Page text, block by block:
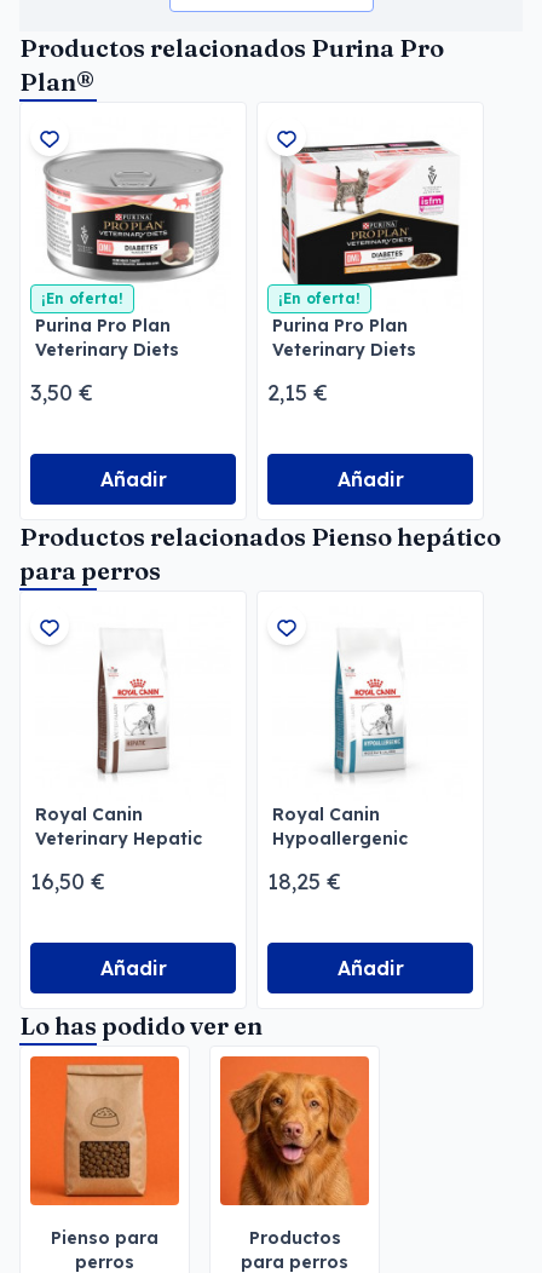
Productos relacionados Purina Pro
Plan®
¡En oferta!
Purina Pro Plan
Veterinary Diets
3,50 €
Añadir
¡En oferta!
Purina Pro Plan
Veterinary Diets
Pollo
2,15 €
Añadir
Productos relacionados Pienso hepático
para perros
Royal Canin
Veterinary Hepatic
16,50 €
Añadir
Royal Canin
Hypoallergenic
Perros
18,25 €
Añadir
Lo has podido ver en
Pienso para
perros
Productos
para perros